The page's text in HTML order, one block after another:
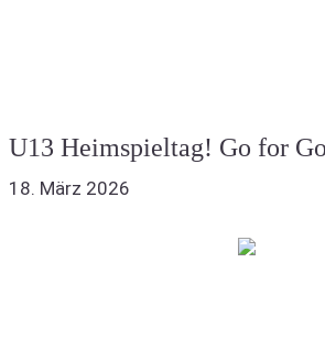
U13 Heimspieltag! Go for
18. März 2026